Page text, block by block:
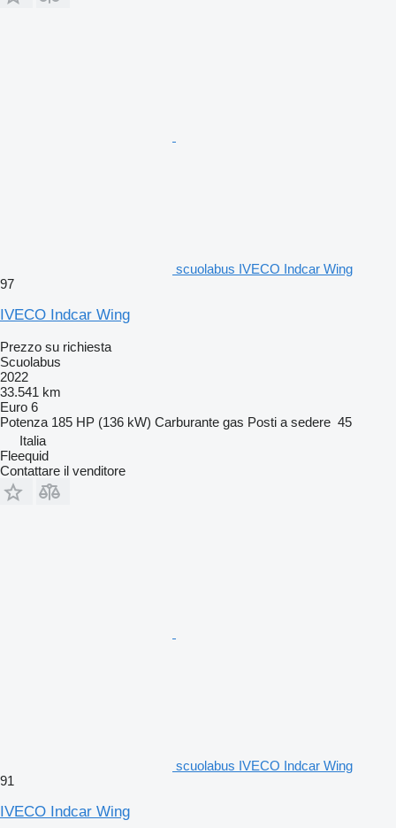
scuolabus IVECO Indcar Wing
97
IVECO Indcar Wing
Prezzo su richiesta
Scuolabus
2022
33.541 km
Euro 6
Potenza 185 HP (136 kW) Carburante gas Posti a sedere 45
Italia
Fleequid
Contattare il venditore
scuolabus IVECO Indcar Wing
91
IVECO Indcar Wing